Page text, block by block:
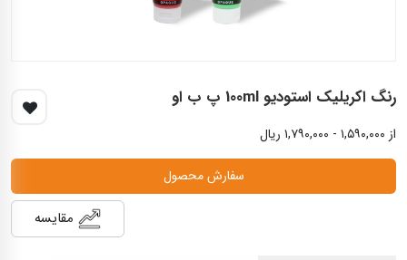
رنگ اکریلیک استودیو 100ml پ ب او
از ۱,۵۹۰,۰۰۰ - ۱,۷۹۰,۰۰۰ ریال
سفارش محصول
مقایسه